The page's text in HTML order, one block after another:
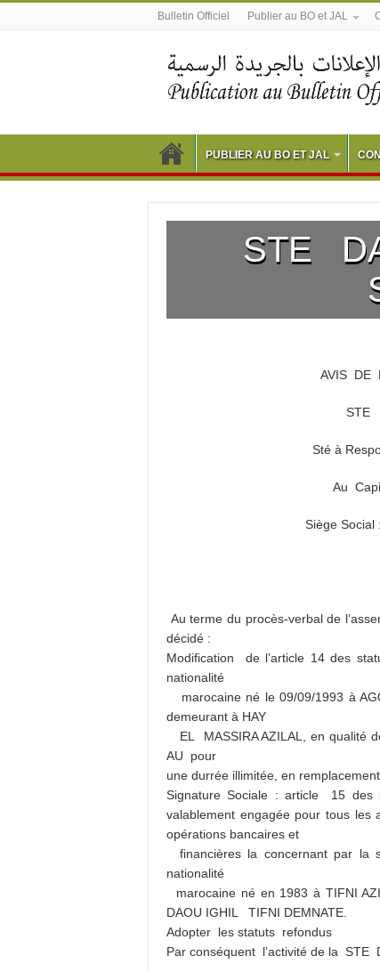
Bulletin Officiel Publier au BO et JAL
PUBLIER AU BO ET JAL
STE
AVIS DE
STE
Sté à
Au
Siège
Au terme du procès-verbal de
décidé :
Modification de l’article 14 des
nationalité
marocaine né le 09/09/1993 à
demeurant à HAY
EL MASSIRA AZILAL, en qualité
AU pour
une durrée illimitée, en
Signature Sociale : article 15 des
valablement engagée pour tous les
opérations bancaires et
financières la concernant par la
nationalité
marocaine né en 1983 à TIFNI
DAOU IGHIL TIFNI DEMNATE.
Adopter les statuts refondus
Par conséquent l’activité de la STE